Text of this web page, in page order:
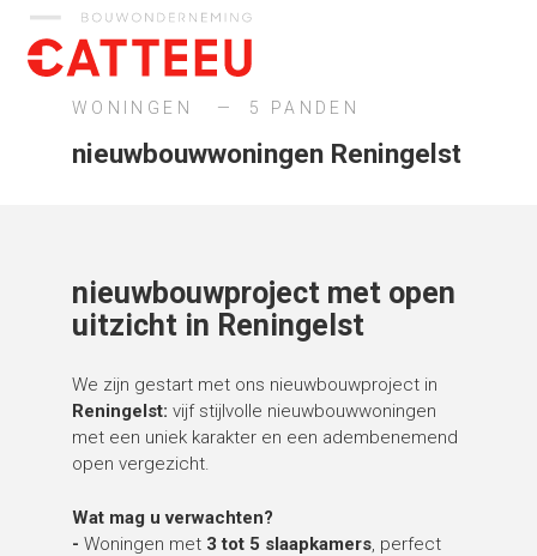
Catteeu
WONINGEN 5 PANDEN
nieuwbouwwoningen Reningelst
nieuwbouwproject met open
uitzicht in Reningelst
We zijn gestart met ons nieuwbouwproject in
Reningelst: vijf stijlvolle nieuwbouwwoningen
met een uniek karakter en een adembenemend
open vergezicht.
Wat mag u verwachten?
- Woningen met 3 tot 5 slaapkamers , perfect